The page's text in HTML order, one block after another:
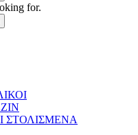
for.
ΣΤΟΛΙΣΜΕΝΑ